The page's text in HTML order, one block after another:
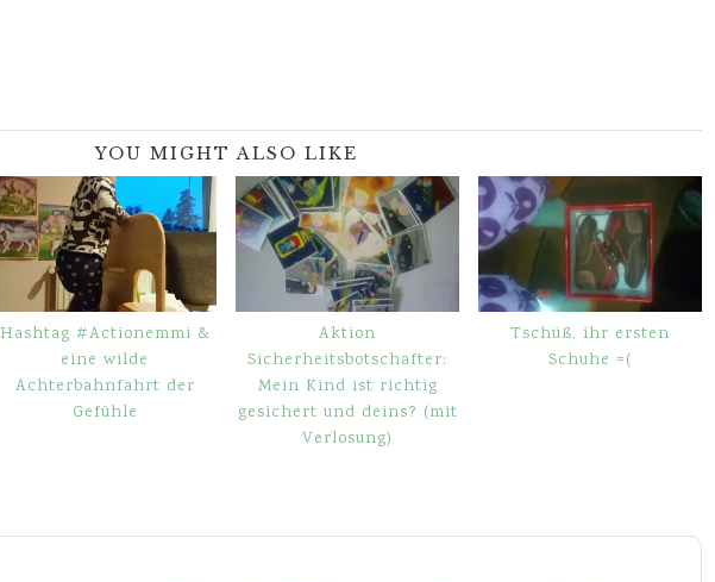
YOU MIGHT ALSO LIKE
Hashtag #Actionemmi &
eine wilde
Achterbahnfahrt der
Gefühle
Aktion
Sicherheitsbotschafter:
Mein Kind ist richtig
gesichert und deins? (mit
Verlosung)
Tschüß, ihr ersten
Schuhe =(